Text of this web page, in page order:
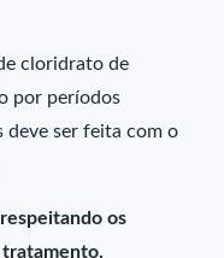
cloridrato de
por períodos
deve ser feita com o
os
tratamento.